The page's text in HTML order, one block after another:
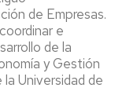
de Empresas.
e
de la
y Gestión
Universidad de